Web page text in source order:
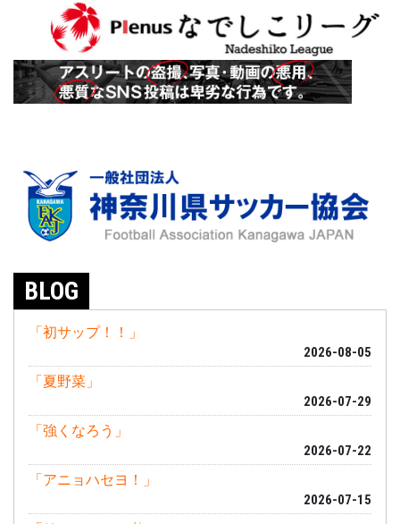
BLOG
「初サップ！！」
2026-08-05
「夏野菜」
2026-07-29
「強くなろう」
2026-07-22
「アニョハセヨ！」
2026-07-15